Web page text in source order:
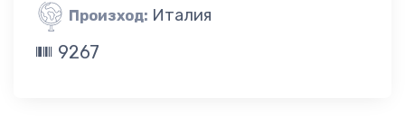
Произход: Италия
9267